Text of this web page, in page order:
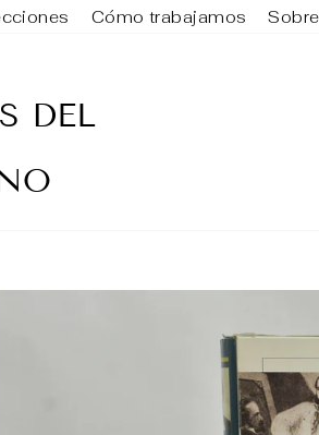
Cómo trabajamos
DEL